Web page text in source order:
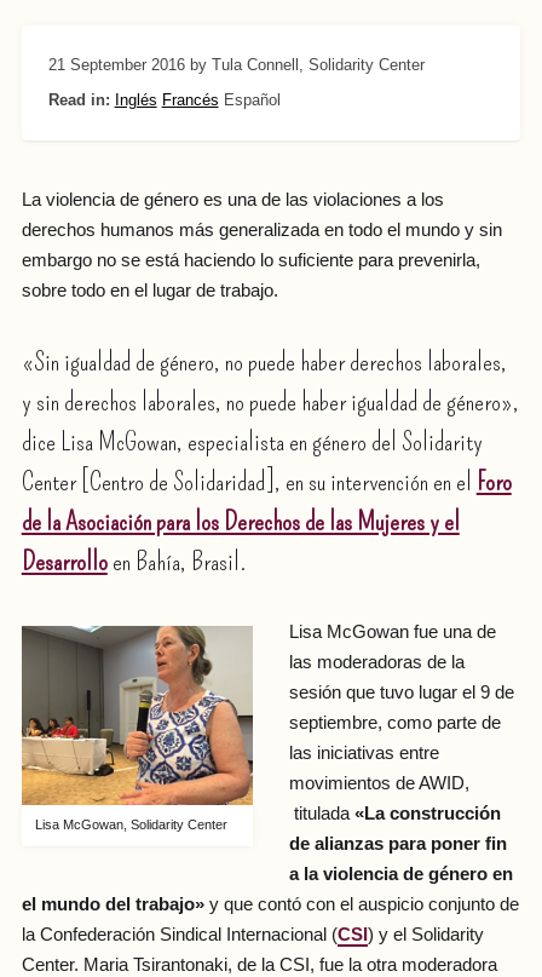
21 September 2016 by Tula Connell, Solidarity Center
Read in: Inglés Francés Español
La violencia de género es una de las violaciones a los
derechos humanos más generalizada en todo el mundo y sin
embargo no se está haciendo lo suficiente para prevenirla,
sobre todo en el lugar de trabajo.
«Sin igualdad de género, no puede haber derechos laborales,
y sin derechos laborales, no puede haber igualdad de género»,
dice Lisa McGowan, especialista en género del Solidarity
Center [Centro de Solidaridad], en su intervención en el Foro
de la Asociación para los Derechos de las Mujeres y el
Desarrolloen Bahía, Brasil.
Lisa McGowan, Solidarity Center
Lisa McGowan fue una de
las moderadoras de la
sesión que tuvo lugar el 9 de
septiembre, como parte de
las iniciativas entre
movimientos de AWID,
titulada «La construcción
de alianzas para poner fin
a la violencia de género en
el mundo del trabajo»y que contó con el auspicio conjunto de
la Confederación Sindical Internacional (CSI ) y el Solidarity
Center. Maria Tsirantonaki, de la CSI, fue la otra moderadora